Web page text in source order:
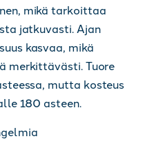
mikä tarkoittaa
jatkuvasti. Ajan
kasvaa, mikä
merkittävästi. Tuore
mutta kosteus
180 asteen.